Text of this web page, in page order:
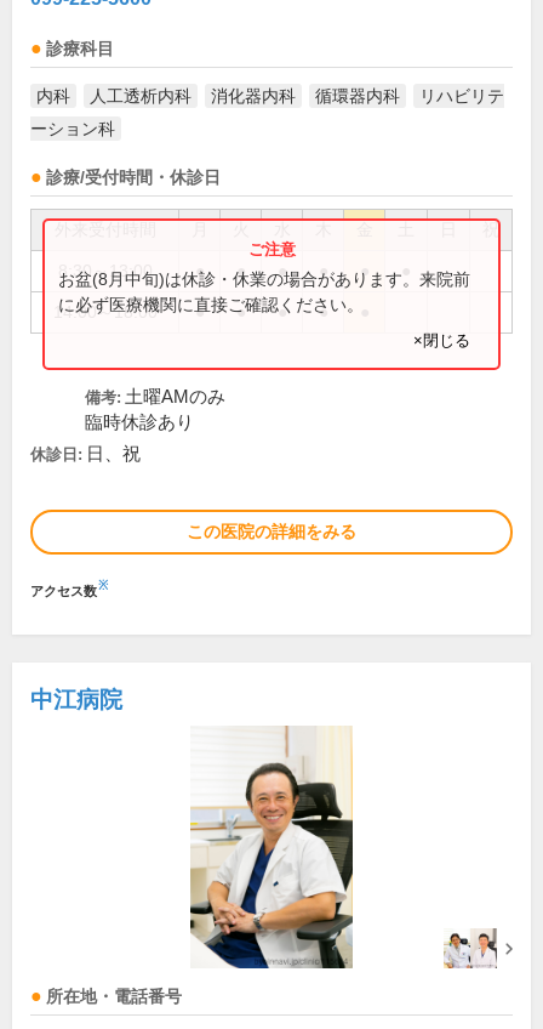
診療科目
内科 人工透析内科 消化器内科 循環器内科
リハビリテ
ーション科
診療/受付時間・休診日
祝
8:30～13:00 ● ● ● ● ●
14:00～18:00 ● ● ● ●
お盆(8月中旬)は休診・休業の場合があります。来院前
に必ず医療機関に直接ご確認ください。
×閉じる
備考: 土曜AMのみ
臨時休診あり
休診日: 日、祝
この医院の詳細をみる
アクセス数※
中江病院
所在地・電話番号